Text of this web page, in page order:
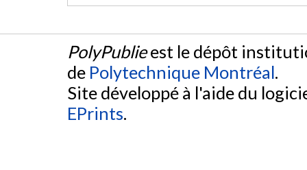
PolyPublieest le dépôt
de Polytechnique Montréal.
Site développé à l'aide du
EPrints.